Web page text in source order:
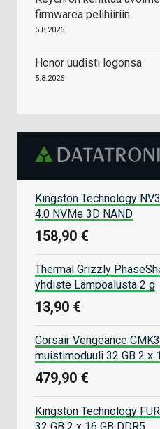
firmwarea pelihiiriin
5.8.2026
Honor uudisti logonsa
5.8.2026
Kingston Technology
4.0 NVMe 3D NAND
158,90 €
Thermal Grizzly
yhdiste Lämpöalusta 2 g
13,90 €
Corsair Vengeance
muistimoduuli 32 GB 2 x
479,90 €
Kingston Technology